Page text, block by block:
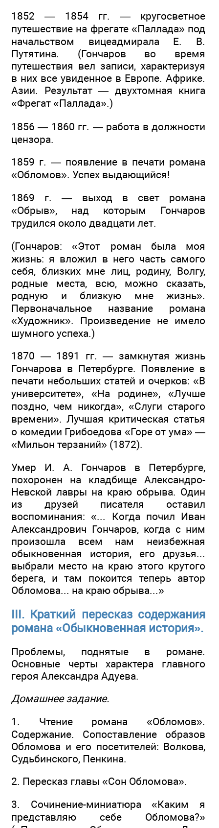
1852 — 1854 гг. — кругосветное
путешествие на фрегате «Паллада» под
начальством вицеадмирала Е. В.
Путятина. (Гончаров во время
путешествия вел записи, характеризуя
в них все увиденное в Европе. Африке.
Азии. Результат — двухтомная книга
«Фрегат «Паллада».)
1856 — 1860 гг. — работа в должности
цензора.
1859 г. — появление в печати романа
«Обломов». Успех выдающийся!
1869 г. — выход в свет романа
«Обрыв», над которым Гончаров
трудился около двадцати лет.
(Гончаров: «Этот роман была моя
жизнь: я вложил в него часть самого
себя, близких мне лиц, родину, Волгу,
родные места, всю, можно сказать,
родную и близкую мне жизнь».
Первоначальное название романа
«Художник». Произведение не имело
шумного успеха.)
1870 — 1891 гг. — замкнутая жизнь
Гончарова в Петербурге. Появление в
печати небольших статей и очерков: «В
университете», «На родине», «Лучше
поздно, чем никогда», «Слуги старого
времени». Лучшая критическая статья
о комедии Грибоедова «Горе от ума» —
«Мильон терзаний» (1872).
Умер И. А. Гончаров в Петербурге,
похоронен на кладбище Александро-
Невской лавры на краю обрыва. Один
из друзей писателя оставил
воспоминания: «... Когда почил Иван
Александрович Гончаров, когда с ним
произошла всем нам неизбежная
обыкновенная история, его друзья...
выбрали место на краю этого крутого
берега, и там покоится теперь автор
Обломова... на краю обрыва...»
III. Краткий пересказ содержания
романа «Обыкновенная история».
Проблемы, поднятые в романе.
Основные черты характера главного
героя Александра Адуева.
Домашнее задание.
1. Чтение романа «Обломов».
Содержание. Сопоставление образов
Обломова и его посетителей: Волкова,
Судьбинского, Пенкина.
2. Пересказ главы «Сон Обломова».
3. Сочинение-миниатюра «Каким я
представляю себе Обломова?»